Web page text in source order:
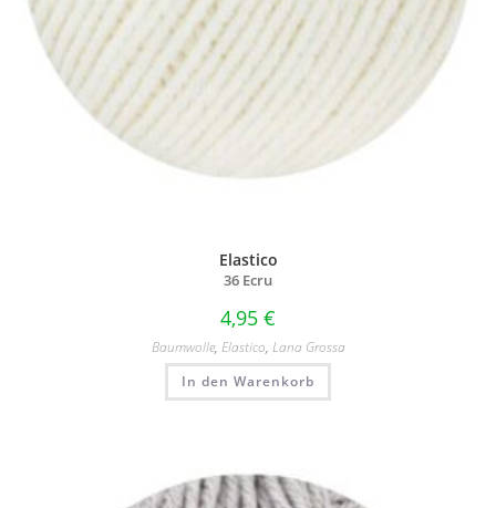
Elastico
36 Ecru
4,95 €
Baumwolle, Elastico, Lana Grossa
In den Warenkorb